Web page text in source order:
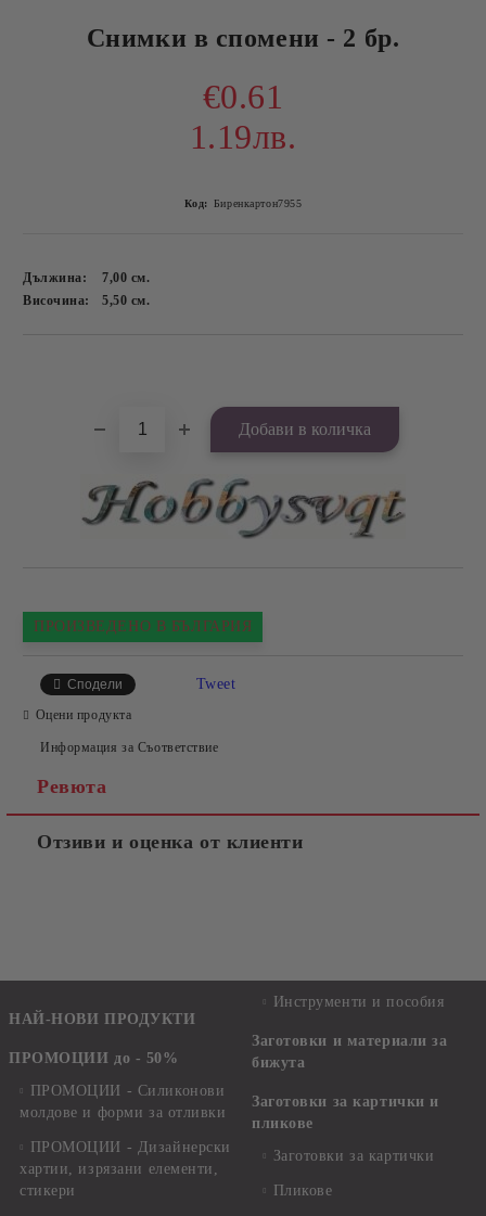
Снимки в спомени - 2 бр.
€0.61
1.19лв.
Код: Биренкартон7955
Дължина: 7,00 см.
Височина:
5,50 см.
ПРОИЗВЕДЕНО В БЪЛГАРИЯ
Сподели Tweet
Оцени продукта
Информация за Съответствие
Ревюта
Отзиви и оценка от клиенти
НАЙ-НОВИ ПРОДУКТИ
ПРОМОЦИИ до - 50%
ПРОМОЦИИ - Силиконови
молдове и форми за отливки
ПРОМОЦИИ - Дизайнерски
хартии, изрязани елементи,
стикери
Инструменти и пособия
Заготовки и материали за
бижута
Заготовки за картички и
пликове
Заготовки за картички
Пликове